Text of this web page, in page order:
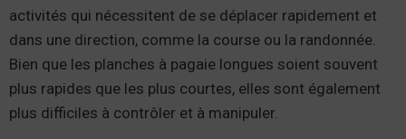
activités qui nécessitent de se déplacer rapidement et
dans une direction, comme la course ou la randonnée.
Bien que les planches à pagaie longues soient souvent
plus rapides que les plus courtes, elles sont également
plus difficiles à contrôler et à manipuler.